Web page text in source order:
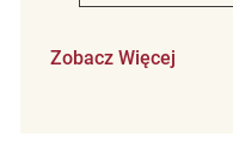
Zobacz Więcej